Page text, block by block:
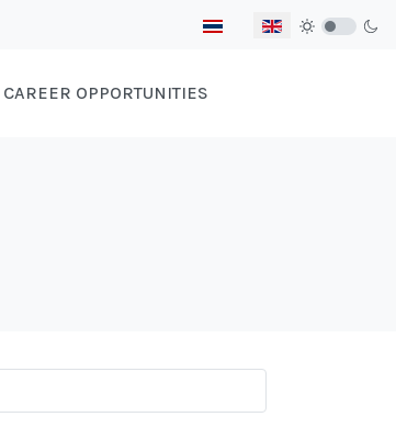
Select your language
CAREER OPPORTUNITIES